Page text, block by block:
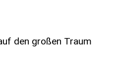
den großen Traum